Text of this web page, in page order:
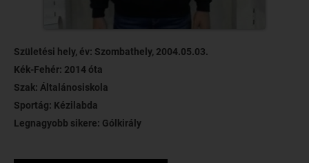
Születési hely, év: Szombathely, 2004.05.03.
Kék-Fehér: 2014 óta
Szak: Általánosiskola
Sportág: Kézilabda
Legnagyobb sikere: Gólkirály